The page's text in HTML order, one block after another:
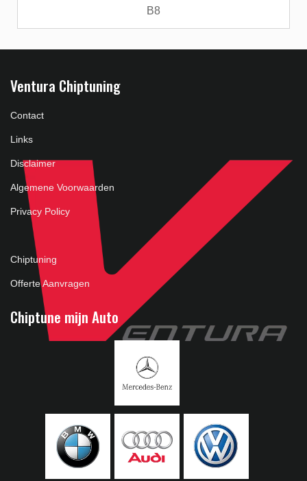
B8
Ventura Chiptuning
Contact
Links
Disclaimer
Algemene Voorwaarden
Privacy Policy
Chiptuning
Offerte Aanvragen
Chiptune mijn Auto